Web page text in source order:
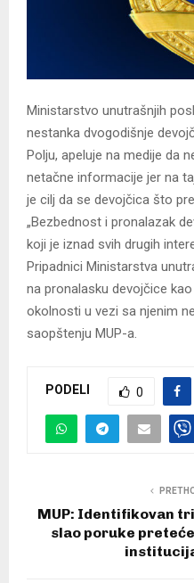
Ministarstvo unutrašnjih
nestanka dvogodišnje
Polju, apeluje na medije da
netačne informacije jer na
je cilj da se devojčica što
„Bezbednost i pronalazak
koji je iznad svih drugih
Pripadnici Ministarstva
na pronalasku devojčice
okolnosti u vezi sa njenim
saopštenju MUP-a.
PODELI 0
MUP: Identifikovan
slao poruke